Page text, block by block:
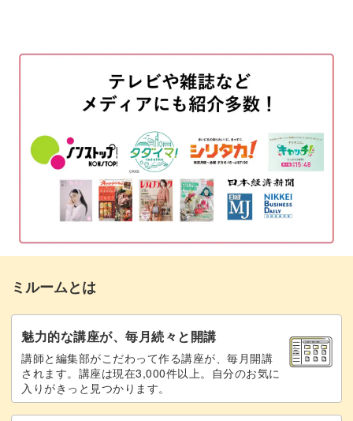
アクセントになるシルバースタッズは、配置のしかた次第
でデザインがぐっと作りやすくなりますよ。
この下準備をバランスよくできていれば、あとはダイヤモ
ンド形を作っていくだけ！
キルティングの立体感を引き立てる、つや消しのマットジ
キルトがその先も続いていくようなイメージで、細部まで
きっちりと仕上げていきましょう。
キルティングのデザインについて
スタッズをのせる
マットトップを塗布する 08:53
ダイヤモンドの形にジェルをのせる
完成♪
ミルームとは
魅力的な講座が、毎月続々と開講
講師と編集部がこだわって作る講座が、毎月開講
されます。講座は現在3,000件以上。自分のお気に
入りがきっと見つかります。